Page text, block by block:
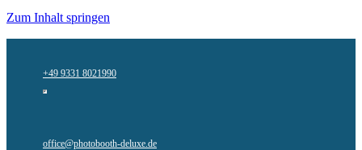
Zum Inhalt springen
+49 9331 8021990
office@photobooth-deluxe.de